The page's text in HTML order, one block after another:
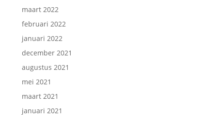
maart 2022
februari 2022
januari 2022
december 2021
augustus 2021
mei 2021
maart 2021
januari 2021